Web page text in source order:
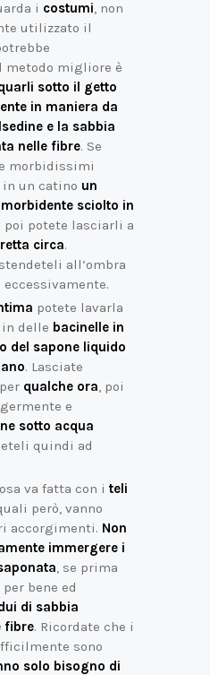
i costumi , non
utilizzato il
metodo migliore è
sotto il getto
in maniera da
e la sabbia
nelle fibre. Se
morbidissimi
un catino un
sciolto in
poi potete lasciarli a
circa.
all’ombra
potete lavarla
delle bacinelle in
del sapone liquido
. Lasciate
qualche ora , poi
e
sotto acqua
quindi ad
va fatta con i teli
però, vanno
accorgimenti. Non
immergere i
, se prima
bene ed
di sabbia
fibre. Ricordate che i
sono
solo bisogno di